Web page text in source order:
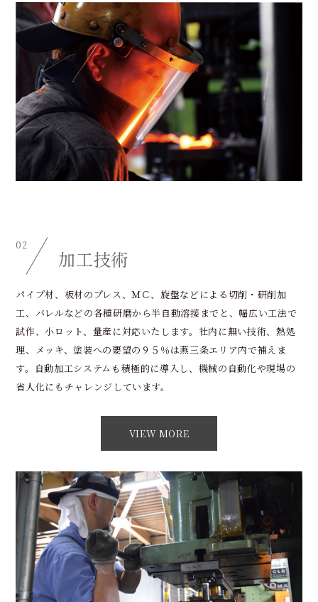
02
加工技術
パイプ材、板材のプレス、ＭＣ、旋盤などによる切削・研削加
工、バレルなどの各種研磨から半自動溶接までと、幅広い工法で
試作、小ロット、量産に対応いたします。社内に無い技術、熱処
理、メッキ、塗装への要望の９５％は燕三条エリア内で補えま
す。自動加工システムも積極的に導入し、機械の自動化や現場の
省人化にもチャレンジしています。
VIEW MORE